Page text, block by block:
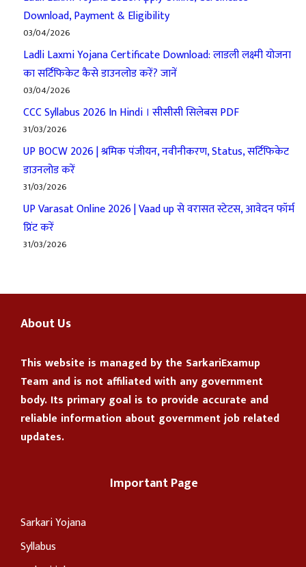
Download, Payment & Eligibility
03/04/2026
Ladli Laxmi Yojana Certificate Download: लाडली लक्ष्मी योजना
का सर्टिफिकेट कैसे डाउनलोड करें? जानें
03/04/2026
CCC Syllabus 2026 In Hindi । सीसीसी सिलेबस PDF
31/03/2026
UP BOCW 2026 | श्रमिक पंजीयन, नवीनीकरण, Status, सर्टिफिकेट
डाउनलोड करें
31/03/2026
UP Varasat Online 2026 | Vaad up से वरासत स्टेटस, आवेदन फॉर्म
प्रिंट करें
31/03/2026
About Us
This website is managed by the SarkariExamup
Team and is not affiliated with any government
body. Its primary goal is to provide accurate and
reliable information about government job related
updates.
Important Page
Sarkari Yojana
Syllabus